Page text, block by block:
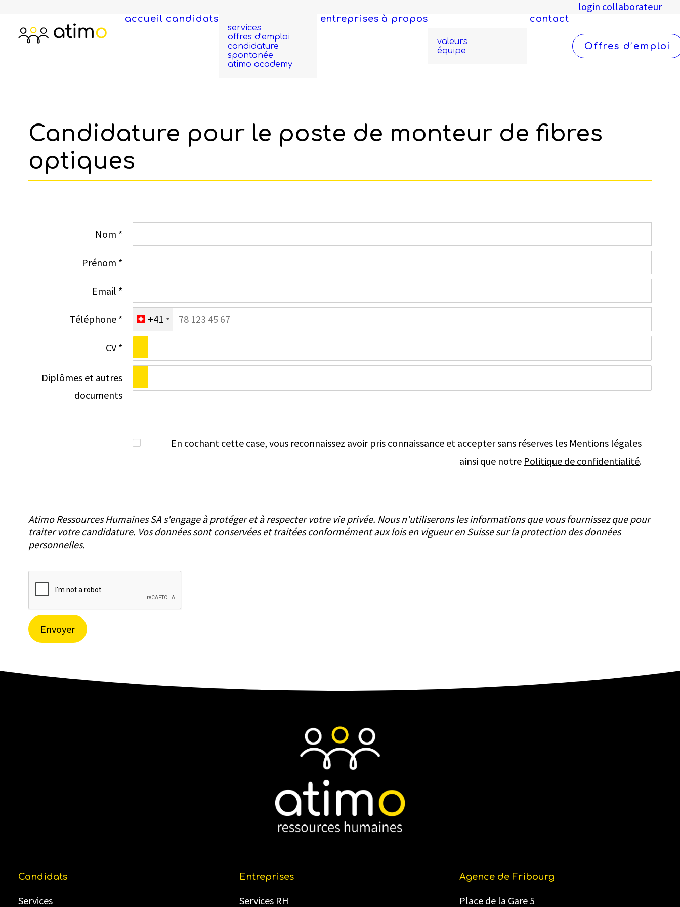
login collaborateur
accueil candidats
services
offres d’emploi
candidature
spontanée
atimo academy
entreprises à propos
valeurs
équipe
contact
Offres d’emploi
Candidature pour le poste de monteur de fibres
optiques
Nom *
Prénom *
Email *
Téléphone * +41
CV *
Diplômes et autres
documents
En cochant cette case, vous reconnaissez avoir pris connaissance et accepter sans réserves les Mentions légales
ainsi que notre Politique de confidentialité.
Atimo Ressources Humaines SA s'engage à protéger et à respecter votre vie privée. Nous n'utiliserons les informations que vous fournissez que pour
traiter votre candidature. Vos données sont conservées et traitées conformément aux lois en vigueur en Suisse sur la protection des données
personnelles.
Candidats
Services
Entreprises
Services RH
Agence de Fribourg
Place de la Gare 5